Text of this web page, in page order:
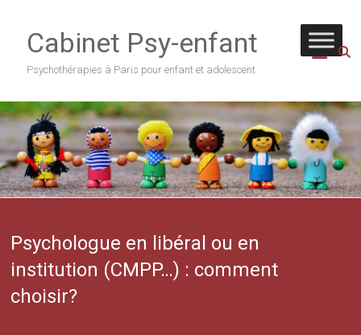
contentCabinet Psy-enfant
Psychothérapies à Paris pour enfant et adolescent
Psychologue en libéral ou en
institution (CMPP…) : comment
choisir?